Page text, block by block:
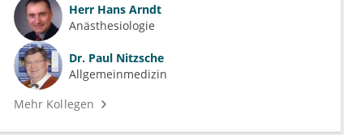
Herr Hans Arndt
Anästhesiologie
Dr. Paul Nitzsche
Allgemeinmedizin
Mehr Kollegen